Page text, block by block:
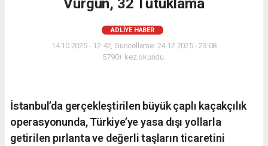
Vurgun, 32 Tutuklama
ADLIYE HABER
14.10.2025 - 12:42, Güncelleme: 24.12.2025 - 23:08
5790+ kez okundu.
İstanbul’da gerçekleştirilen büyük çaplı kaçakçılık
operasyonunda, Türkiye’ye yasa dışı yollarla
getirilen pırlanta ve değerli taşların ticaretini